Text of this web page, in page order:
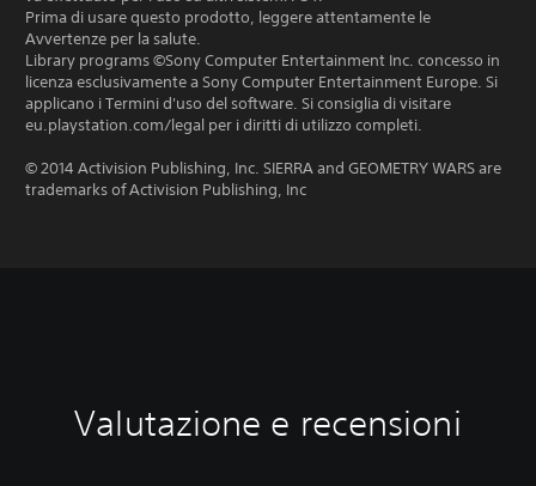
Prima di usare questo prodotto, leggere attentamente le
Avvertenze per la salute.
Library programs ©Sony Computer Entertainment Inc. concesso in
licenza esclusivamente a Sony Computer Entertainment Europe. Si
applicano i Termini d'uso del software. Si consiglia di visitare
eu.playstation.com/legal per i diritti di utilizzo completi.
© 2014 Activision Publishing, Inc. SIERRA and GEOMETRY WARS are
trademarks of Activision Publishing, Inc
Valutazione e recensioni